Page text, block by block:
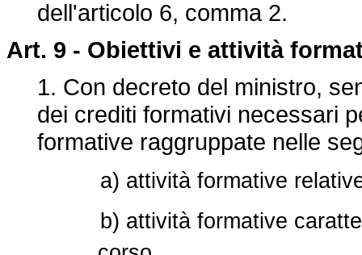
dell'articolo 6, comma 2.
Art. 9 - Obiettivi e attività
1. Con decreto del ministro,
dei crediti formativi necessari
formative raggruppate nelle
a) attività formative
b) attività formative